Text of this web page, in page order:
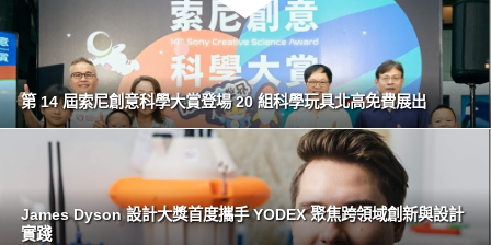
第 14 屆索尼創意科學大賞登場 20 組科學玩具北高免費展出
James Dyson 設計大獎首度攜手 YODEX 聚焦跨領域創新與設計
實踐